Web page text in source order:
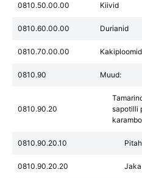
0810.50.00.00 Kiivid
0810.60.00.00 Durianid
0810.70.00.00
0810.90 Muud:
0810.90.20
sapotilli
0810.90.20.10
0810.90.20.20